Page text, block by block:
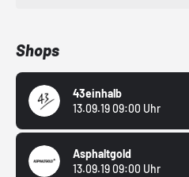
Shops
43einhalb
13.09.19 09:00 Uhr
Asphaltgold
13.09.19 09:00 Uhr